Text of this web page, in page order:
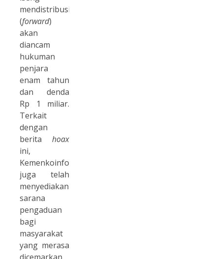
mendistribusikan
(forward)
akan
diancam
hukuman
penjara
enam tahun
dan denda
Rp 1 miliar.
Terkait
dengan
berita hoax
ini,
Kemenkoinfo
juga telah
menyediakan
sarana
pengaduan
bagi
masyarakat
yang merasa